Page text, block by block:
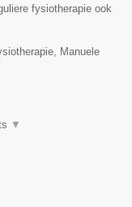
fysiotherapie ook
Manuele
▼